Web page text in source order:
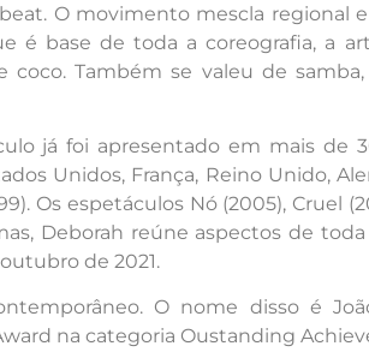
O movimento mescla regional
é base de toda a coreografia, a
Também se valeu de
já foi apresentado em mais de
Unidos, França, Reino Unido,
Os espetáculos Nó (2005), Cruel
Deborah reúne aspectos de
de 2021.
O nome disso é
na categoria Oustanding